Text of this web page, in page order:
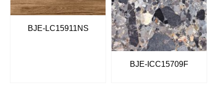
BJE-LC15911NS
BJE-ICC15709F